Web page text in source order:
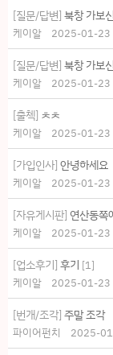
[질문/답변] 북창 가보
케이알 2025-01-23
[질문/답변] 북창 가보
케이알 2025-01-23
[출첵] ㅊㅊ
케이알 2025-01-23
[가입인사] 안녕하세요
케이알 2025-01-23
[자유게시판] 연산동쪽
케이알 2025-01-23
[업소후기] 후기 [1]
케이알
2025-01-23
[번개/조각] 주말 조각
파이어펀치 2025-